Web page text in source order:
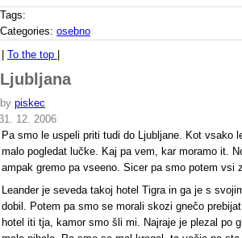
Tags:
Categories: osebno
To the top
Ljubljana
by piskec
12. 2006
Pa smo le uspeli priti tudi do Ljubljane. Kot vsako
malo pogledat lučke. Kaj pa vem, kar moramo it.
ampak gremo pa vseeno. Sicer pa smo potem vsi
Leander je seveda takoj hotel Tigra in ga je s
dobil. Potem pa smo se morali skozi gnečo
hotel iti tja, kamor smo šli mi. Najraje je plezal po